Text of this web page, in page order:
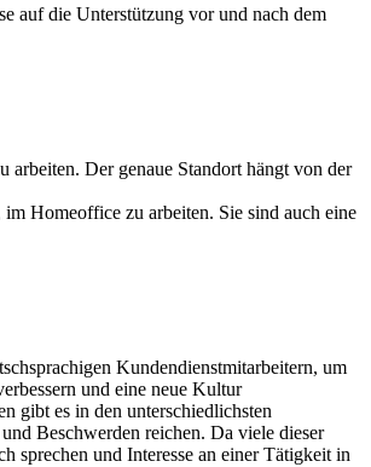
auf die Unterstützung vor und nach dem
Der genaue Standort hängt von der
Homeoffice zu arbeiten. Sie sind auch eine
Kundendienstmitarbeitern, um
und eine neue Kultur
gibt es in den unterschiedlichsten
Beschwerden reichen. Da viele dieser
sprechen und Interesse an einer Tätigkeit in